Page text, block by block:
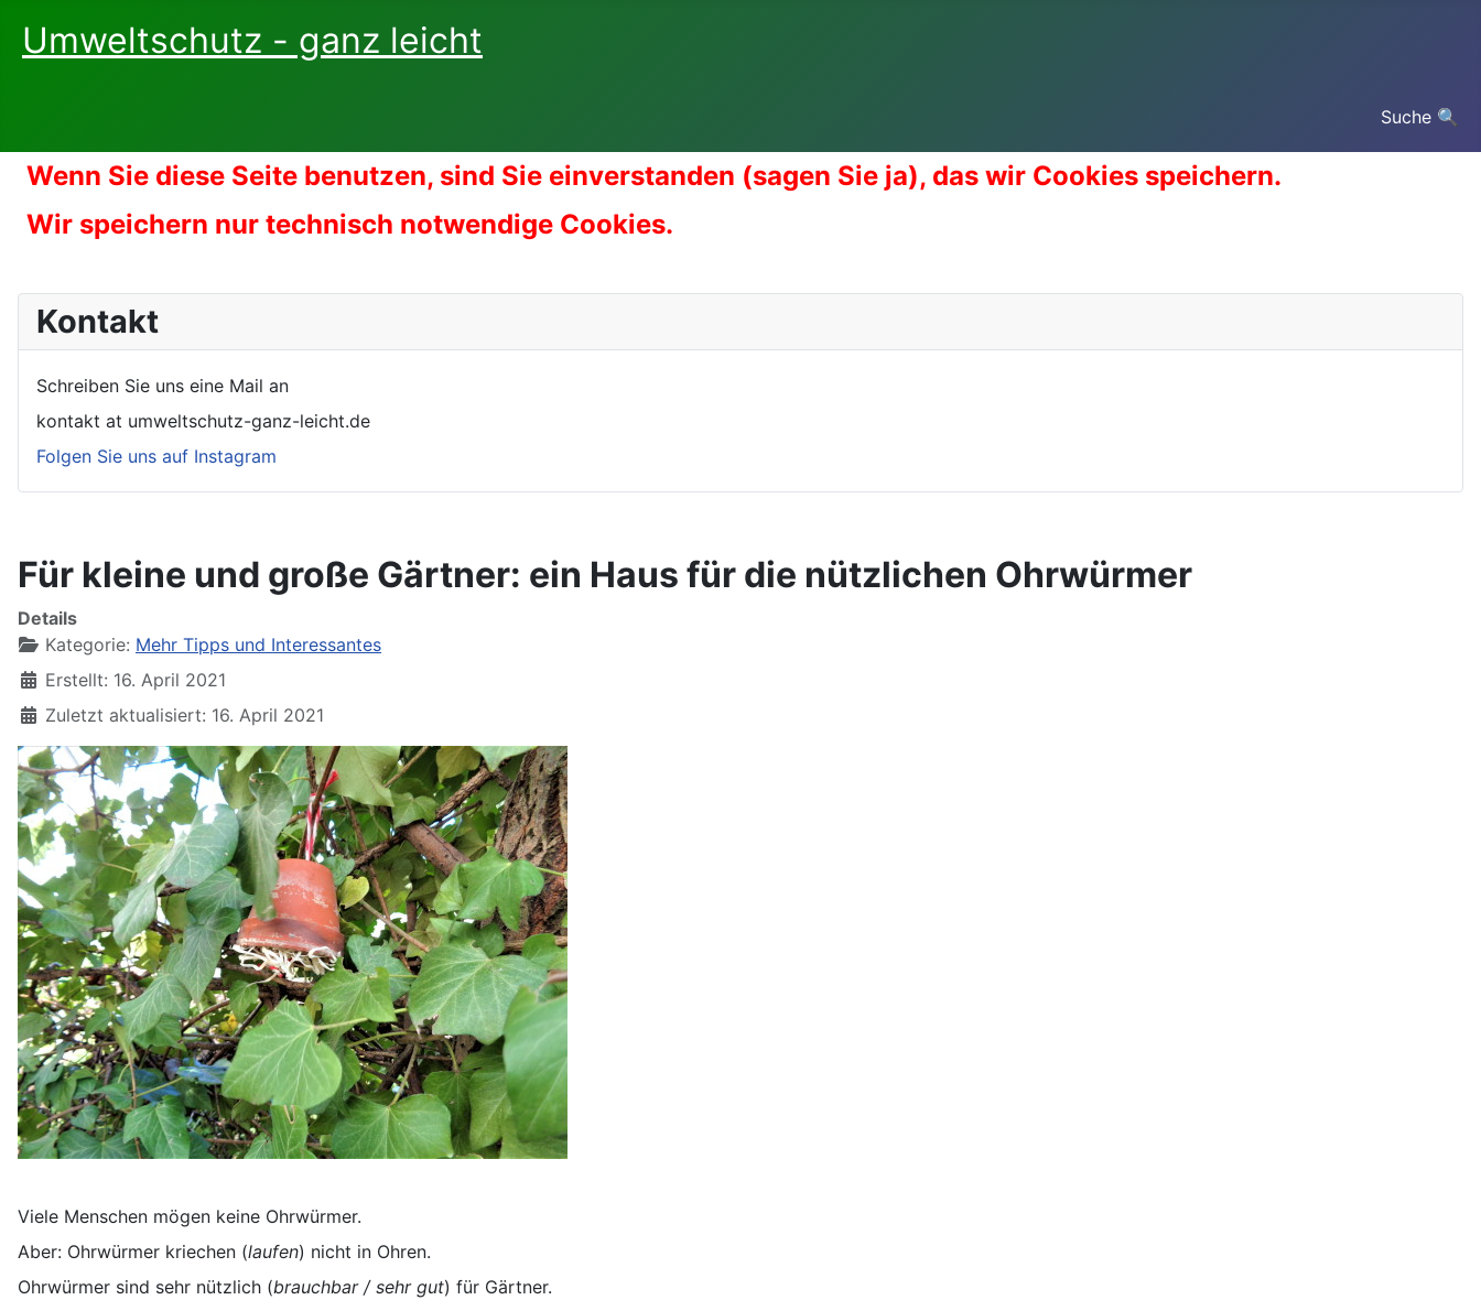
Umweltschutz - ganz leicht
Suche 🔍
Wenn Sie diese Seite benutzen, sind Sie einverstanden (sagen Sie ja), das wir Cookies speichern.
Wir speichern nur technisch notwendige Cookies.
Kontakt
Schreiben Sie uns eine Mail an
kontakt at umweltschutz-ganz-leicht.de
Folgen Sie uns auf Instagram
Für kleine und große Gärtner: ein Haus für die nützlichen Ohrwürmer
Details
Kategorie: Mehr Tipps und Interessantes
Erstellt: 16. April 2021
Zuletzt aktualisiert: 16. April 2021
Viele Menschen mögen keine Ohrwürmer.
Aber: Ohrwürmer kriechen (laufen) nicht in Ohren.
Ohrwürmer sind sehr nützlich (brauchbar / sehr gut) für Gärtner.